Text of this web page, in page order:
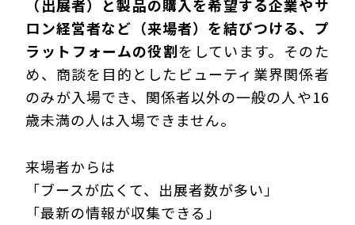
（出展者）と製品の購入を希望する企業やサ
ロン経営者など（来場者）を結びつける、プ
ラットフォームの役割をしています。そのた
め、商談を目的としたビューティ業界関係者
のみが入場でき、関係者以外の一般の人や16
歳未満の人は入場できません。
来場者からは
「ブースが広くて、出展者数が多い」
「最新の情報が収集できる」